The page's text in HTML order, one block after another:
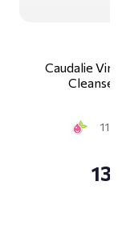
Caudalie
11